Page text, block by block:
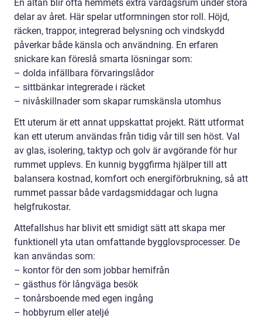
En altan blir ofta hemmets extra vardagsrum under stora
delar av året. Här spelar utformningen stor roll. Höjd,
räcken, trappor, integrerad belysning och vindskydd
påverkar både känsla och användning. En erfaren
snickare kan föreslå smarta lösningar som:
– dolda infällbara förvaringslådor
– sittbänkar integrerade i räcket
– nivåskillnader som skapar rumskänsla utomhus
Ett uterum är ett annat uppskattat projekt. Rätt utformat
kan ett uterum användas från tidig vår till sen höst. Val
av glas, isolering, taktyp och golv är avgörande för hur
rummet upplevs. En kunnig byggfirma hjälper till att
balansera kostnad, komfort och energiförbrukning, så att
rummet passar både vardagsmiddagar och lugna
helgfrukostar.
Attefallshus har blivit ett smidigt sätt att skapa mer
funktionell yta utan omfattande bygglovsprocesser. De
kan användas som:
– kontor för den som jobbar hemifrån
– gästhus för långväga besök
– tonårsboende med egen ingång
– hobbyrum eller ateljé